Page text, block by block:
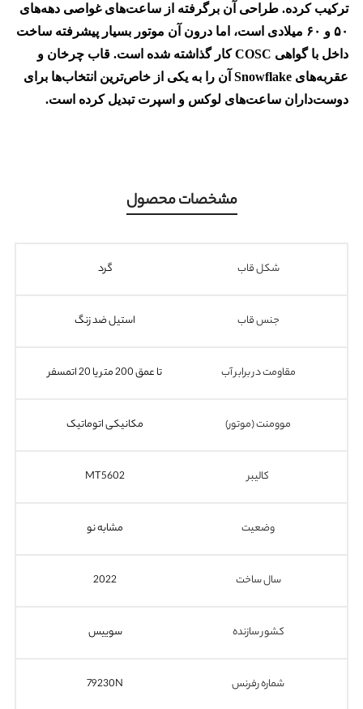
ترکیب کرده. طراحی آن برگرفته از ساعت‌های غواصی دهه‌های
۵۰ و ۶۰ میلادی است، اما درون آن موتور بسیار پیشرفته ساخت
داخل با گواهی COSC کار گذاشته شده است. قاب چرخان و
عقربه‌های Snowflake آن را به یکی از خاص‌ترین انتخاب‌ها برای
دوست‌داران ساعت‌های لوکس و اسپرت تبدیل کرده است.
مشخصات محصول
شکل قاب گرد
جنس قاب استیل ضد زنگ
مقاومت در برابر آب تا عمق 200 متر یا 20 اتمسفر
موومنت (موتور) مکانیکی اتوماتیک
کالیبر MT5602
وضعیت مشابه نو
سال ساخت 2022
کشور سازنده سوییس
شماره رفرنس 79230N